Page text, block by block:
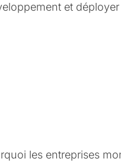
et
les entreprises